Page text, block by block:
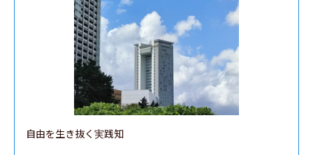
自由を生き抜く実践知